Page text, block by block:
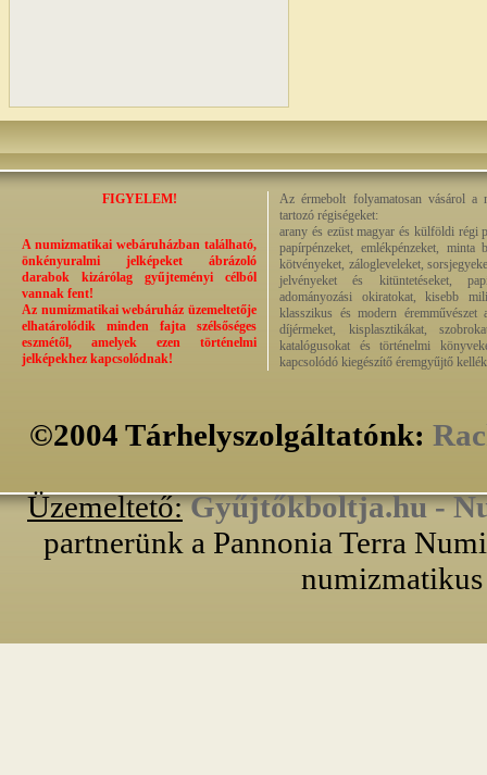
FIGYELEM!
A numizmatikai webáruházban található,
önkényuralmi jelképeket ábrázoló
darabok kizárólag gyűjteményi célból
vannak fent!
Az numizmatikai webáruház üzemeltetője
elhatárolódik minden fajta szélsőséges
eszmétől, amelyek ezen történelmi
jelképekhez kapcsolódnak!
Az érmebolt folyamatosan vásárol a
tartozó régiségeket:
arany és ezüst magyar és külföldi régi
papírpénzeket, emlékpénzeket, minta
kötvényeket, zálogleveleket,
jelvényeket és kitüntetéseket,
adományozási okiratokat, kisebb
klasszikus és modern éremművészet
díjérmeket, kisplasztikákat,
katalógusokat és történelmi
kapcsolódó kiegészítő éremgyűjtő
©2004 Tárhelyszolgáltatónk:
Üzemeltető: Gyűjtőkboltja.hu -
partnerünk a Pannonia Terra
numizmatikus